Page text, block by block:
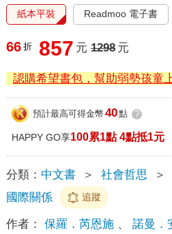
紙本平裝 Readmoo 電子書
66 折 857 元 1298 元
認購希望書包，幫助弱勢孩童
預計最高可得金幣 40點 ?
HAPPY GO享100累1點 4點抵1元
分類： 中文書 ＞ 社會哲思 ＞
國際關係
追蹤
作者： 保羅．芮恩施、 諾曼．